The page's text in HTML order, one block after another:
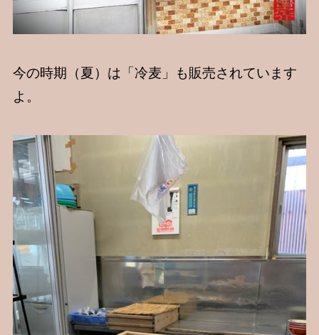
今の時期（夏）は「冷麦」も販売されています
よ。